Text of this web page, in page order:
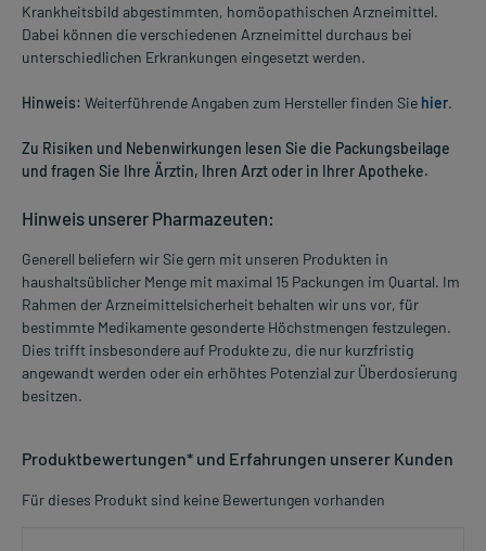
Krankheitsbild abgestimmten, homöopathischen Arzneimittel.
Dabei können die verschiedenen Arzneimittel durchaus bei
unterschiedlichen Erkrankungen eingesetzt werden.
Hinweis: Weiterführende Angaben zum Hersteller finden Sie hier.
Zu Risiken und Nebenwirkungen lesen Sie die Packungsbeilage
und fragen Sie Ihre Ärztin, Ihren Arzt oder in Ihrer Apotheke.
Hinweis unserer Pharmazeuten:
Generell beliefern wir Sie gern mit unseren Produkten in
haushaltsüblicher Menge mit maximal 15 Packungen im Quartal. Im
Rahmen der Arzneimittelsicherheit behalten wir uns vor, für
bestimmte Medikamente gesonderte Höchstmengen festzulegen.
Dies trifft insbesondere auf Produkte zu, die nur kurzfristig
angewandt werden oder ein erhöhtes Potenzial zur Überdosierung
besitzen.
Produktbewertungen* und Erfahrungen unserer Kunden
Für dieses Produkt sind keine Bewertungen vorhanden